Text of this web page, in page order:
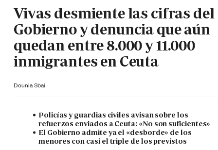
Vivas desmiente las cifras del
Gobierno y denuncia que aún
quedan entre 8.000 y 11.000
inmigrantes en Ceuta
Dounia Sbai
Policías y guardias civiles avisan sobre los
refuerzos enviados a Ceuta: «No son suficientes»
El Gobierno admite ya el «desborde» de los
menores con casi el triple de los previstos